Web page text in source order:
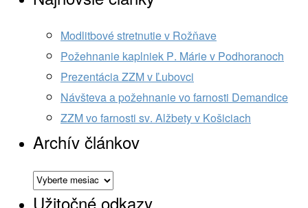
Modlitbové stretnutie v Rožňave
Požehnanie kaplniek P. Márie v Podhoranoch
Prezentácia ZZM v Ľubovci
Návšteva a požehnanie vo farnosti Demandice
ZZM vo farnosti sv. Alžbety v Košiciach
Archív článkov
Archív
článkov